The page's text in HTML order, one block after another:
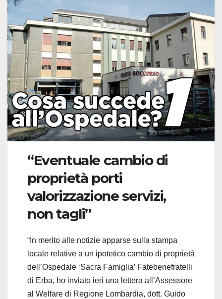
“Eventuale cambio di
proprietà porti
valorizzazione servizi,
non tagli”
“In merito alle notizie apparse sulla stampa
locale relative a un ipotetico cambio di proprietà
dell’Ospedale ‘Sacra Famiglia’ Fatebenefratelli
di Erba, ho inviato ieri una lettera all’Assessore
al Welfare di Regione Lombardia, dott. Guido